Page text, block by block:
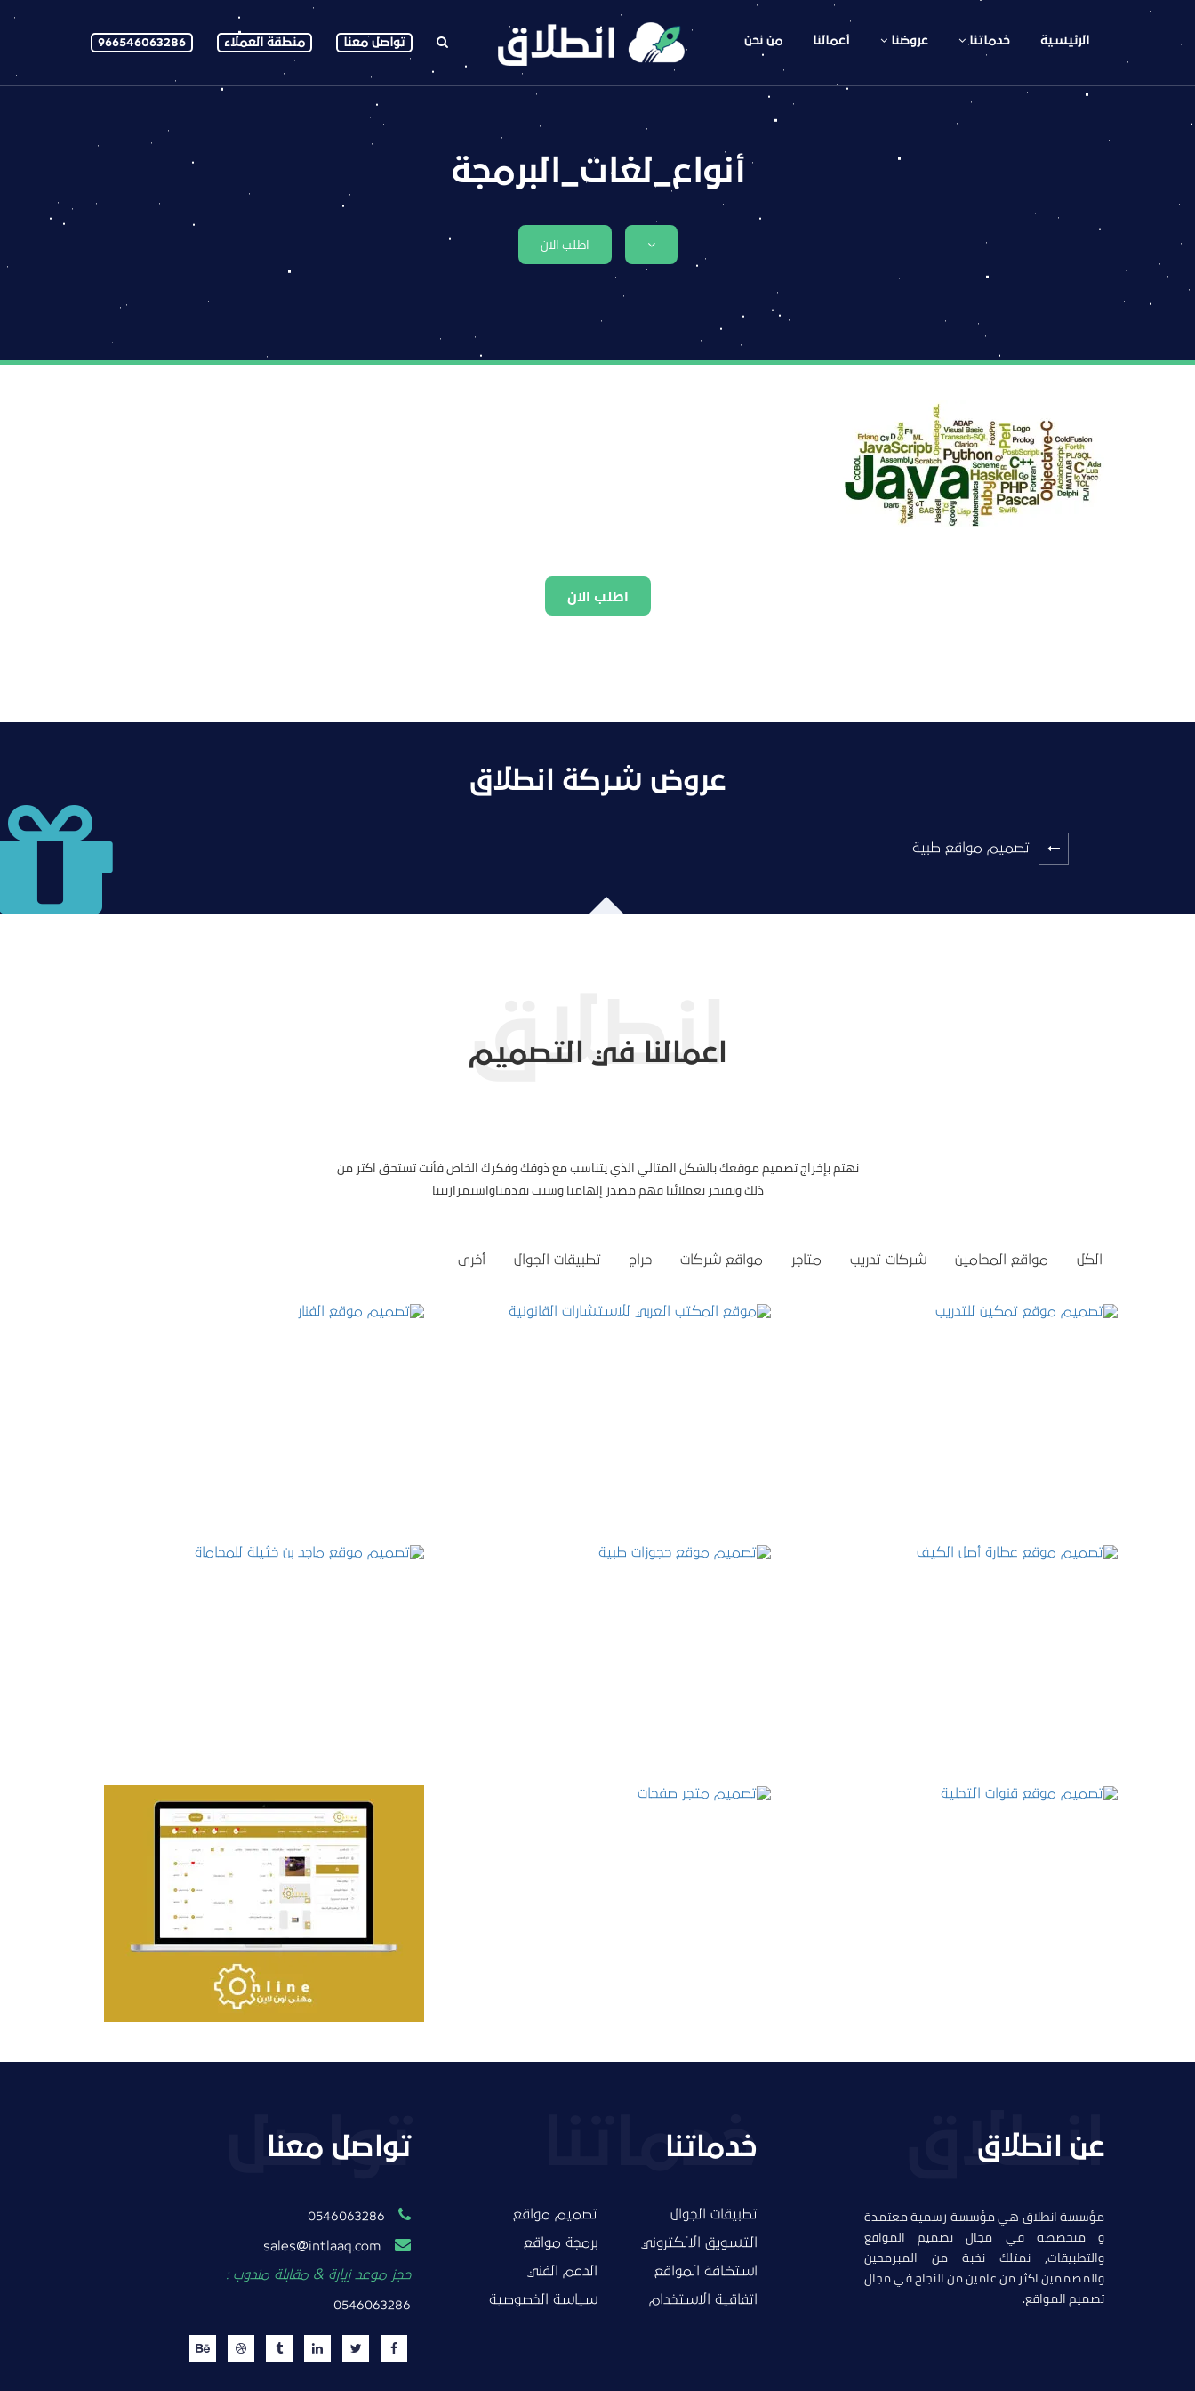
الرئيسية خدماتنا عروضنا أعمالنا من نحن تواصل معنا منطقة العملاء 966546063286
أنواع_لغات_البرمجة
اطلب الان
اطلب الان
عروض شركة انطلاق
تصميم مواقع طبية
اعمالنا في التصميم
نهتم بإخراج تصميم موقعك بالشكل المثالي الذي يتناسب مع ذوقك وفكرك الخاص فأنت تستحق اكثر من
ذلك ونفتخر بعملائنا فهم مصدر إلهامنا وسبب تقدمناواستمراريتنا
الكل مواقع المحامين شركات تدريب متاجر مواقع شركات حراج تطبيقات الجوال أخرى
تصميم حراج مهنى
التفاصيل
عن انطلاق
مؤسسة انطلاق هي مؤسسة رسمية معتمدة
و متخصصة في مجال تصميم المواقع
والتطبيقات, نمتلك نخبة من المبرمحين
والمصممين اكثر من عامين من النجاح في مجال
تصميم المواقع.
خدماتنا
تطبيقات الجوال تصميم مواقع
التسويق الالكتروني برمجة مواقع
استضافة المواقع الدعم الفني
اتفاقية الاستخدام سياسة الخصوصية
تواصل معنا
0546063286
intlaaq.com
حجز موعد زيارة & مقابلة مندوب :
0546063286